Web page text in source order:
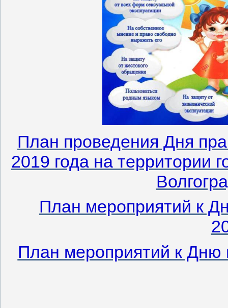
План проведения Дня
2019 года на территории
План мероприятий к
План мероприятий к